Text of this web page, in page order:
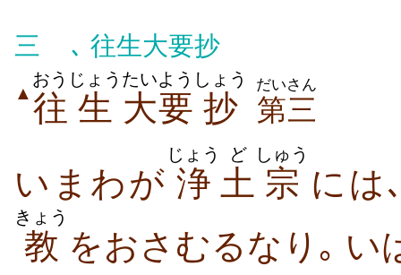
三 ､ 往生大要抄
▲ 往
おう
生
じょう
大要
たいよう
抄
しょう
第三
だいさん
いまわが 浄
じょう
土
ど
宗
しゅう
に
教
きょう
をおさむるなり｡ い